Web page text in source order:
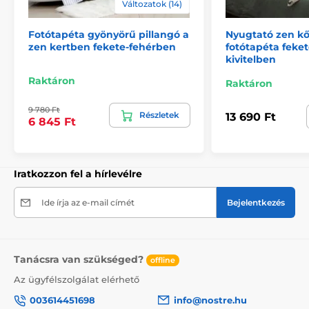
2) Motívumhoz igazított fotótapéták
A 270 cm magas tapéták esetén a minta az adott
mérethez igazodik, így előfordulhat, hogy annak egy
része hiányzik. A webshopon a méret kiválasztásával
megtekintheti a pontos megjelenést. A tapéták itt is
Méretek (cm-ben): 147x270(3 csík), 196x270(4 csík),
245x270
, 294x270(6 csík)
Változatok (14)
Fotótapéta gyönyörű pillangó a
zen kertben fekete-fehérben
Raktáron
9 780 Ft
6 845 Ft
Részletek
Nyugtató zen
fotótapéta
kivitelben
Raktáron
13 690 Ft
Iratkozzon fel a hírlevélre
Ide írja az e-mail címét Bejelentkezés
Tanácsra van szükséged? offline
Az ügyfélszolgálat elérhető
003614451698
info@nostre.hu